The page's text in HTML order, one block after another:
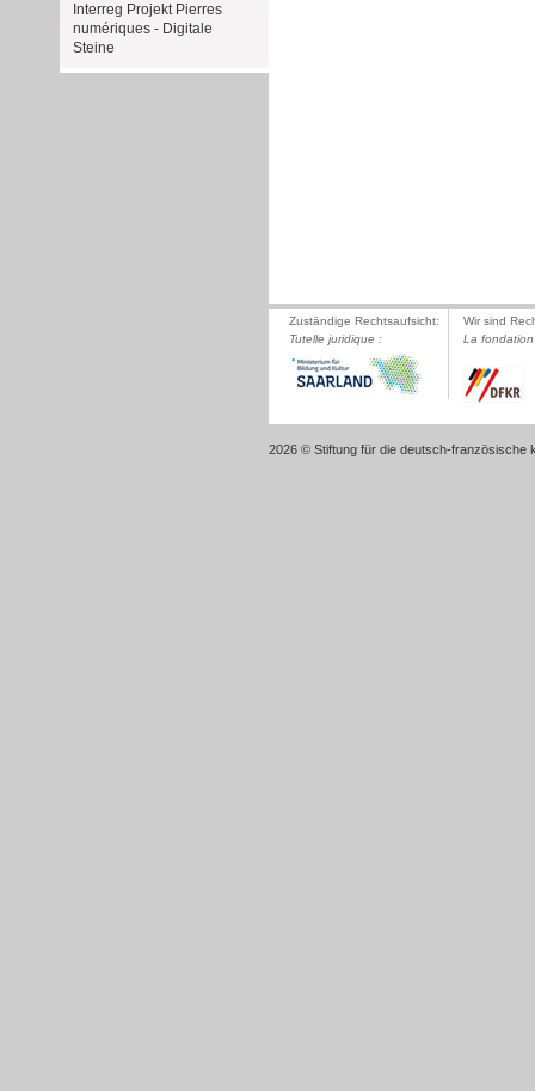
Interreg Projekt Pierres
numériques - Digitale
Steine
Zuständige Rechtsaufsicht:
Tutelle juridique :
Wir sind
La
2026 © Stiftung für die deutsch-französische